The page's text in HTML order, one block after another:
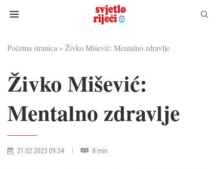
Početna stranica » Živko Mišević: Mentalno zdravlje
Živko Mišević:
Mentalno zdravlje
21.02.2023 09:34 8 min